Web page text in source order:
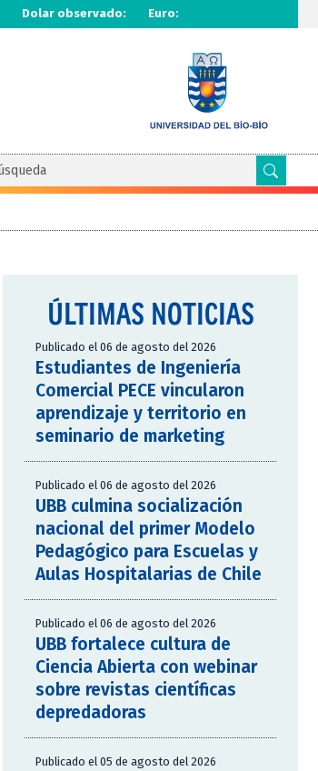
Dolar observado: Euro:
ÚLTIMAS NOTICIAS
Publicado el 06 de agosto del 2026
Estudiantes de Ingeniería
Comercial PECE vincularon
aprendizaje y territorio en
seminario de marketing
Publicado el 06 de agosto del 2026
UBB culmina socialización
nacional del primer Modelo
Pedagógico para Escuelas y
Aulas Hospitalarias de Chile
Publicado el 06 de agosto del 2026
UBB fortalece cultura de
Ciencia Abierta con webinar
sobre revistas científicas
depredadoras
Publicado el 05 de agosto del 2026